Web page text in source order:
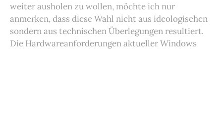
weiter ausholen zu wollen, möchte ich nur
anmerken, dass diese Wahl nicht aus ideologischen
sondern aus technischen Überlegungen resultiert.
Die Hardwareanforderungen aktueller Windows